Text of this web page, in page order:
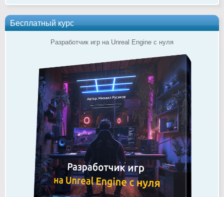
Бесплатный курс
Разработчик игр на Unreal Engine с нуля